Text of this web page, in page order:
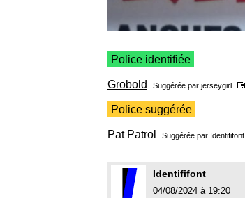
Police identifiée
Grobold Suggérée par jerseygirl
Police suggérée
Pat Patrol Suggérée par Identififont
Identififont
04/08/2024 à 19:20